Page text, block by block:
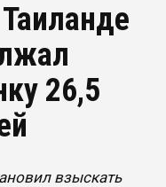
26,5
взыскать